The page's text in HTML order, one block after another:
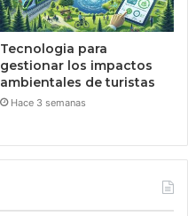
Tecnologia para
gestionar los impactos
ambientales de turistas
Hace 3 semanas